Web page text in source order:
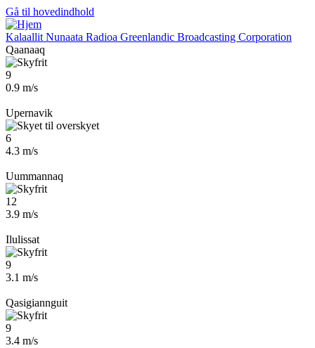
Gå til hovedindhold
Kalaallit Nunaata Radioa Greenlandic Broadcasting Corporation
Qaanaaq
9
0.9 m/s
Upernavik
6
4.3 m/s
Uummannaq
12
3.9 m/s
Ilulissat
9
3.1 m/s
Qasigiannguit
9
3.4 m/s